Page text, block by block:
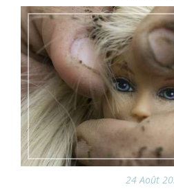
24 Août